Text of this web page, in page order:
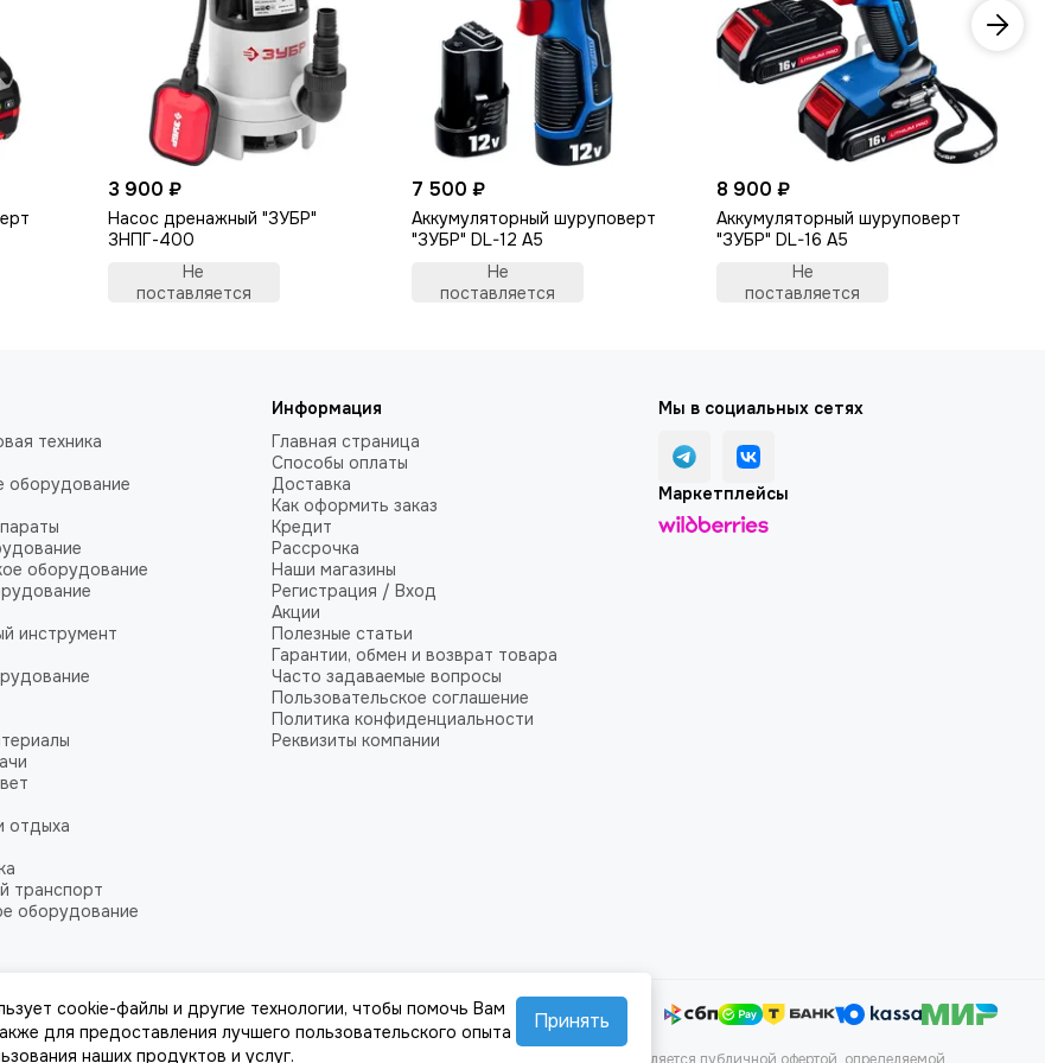
3 900 ₽
Насос дренажный "ЗУБР"
ЗНПГ-400
Не
поставляется
7 500 ₽
Аккумуляторный шуруповерт
"ЗУБР" DL-12 A5
Не
поставляется
8 900 ₽
Аккумуляторный шуруповерт
"ЗУБР" DL-16 A5
Не
поставляется
техника
оборудование
оборудование
инструмент
отдыха
транспорт
оборудование
Информация
Главная страница
Способы оплаты
Доставка
Как оформить заказ
Кредит
Рассрочка
Наши магазины
Регистрация / Вход
Акции
Полезные статьи
Гарантии, обмен и возврат товара
Часто задаваемые вопросы
Пользовательское соглашение
Политика конфиденциальности
Реквизиты компании
Мы в социальных сетях
Маркетплейсы
cookie-файлы и другие технологии, чтобы помочь Вам
для предоставления лучшего пользовательского опыта
наших продуктов и услуг.
Принять